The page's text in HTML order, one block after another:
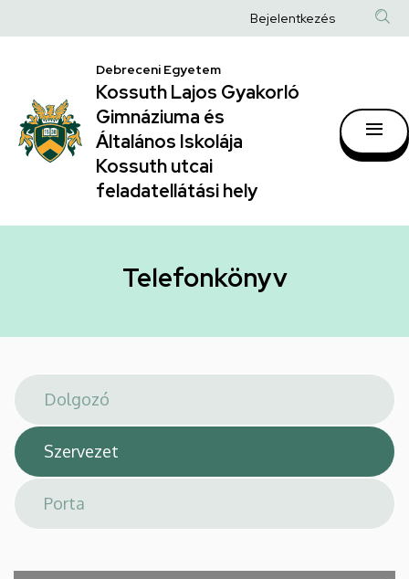
|
Kossuth
Lajos
Gyakorló
Gimnáziuma
Általános
hely
a
Anonim
fiók
Bejelentkezés
Debreceni Egyetem
Kossuth Lajos Gyakorló
Gimnáziuma és
Általános Iskolája
Kossuth utcai
feladatellátási hely
Telefonkönyv